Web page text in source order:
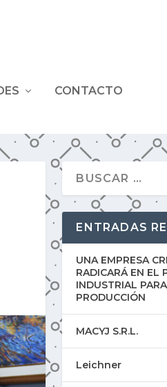
CONTACTO
ENTRADAS
UNA EMPRESA
RADICARÁ EN EL
INDUSTRIAL
PRODUCCIÓN
MACYJ S.R.L.
Leichner